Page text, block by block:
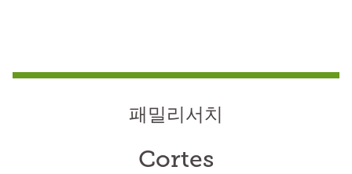
패밀리서치
Cortes